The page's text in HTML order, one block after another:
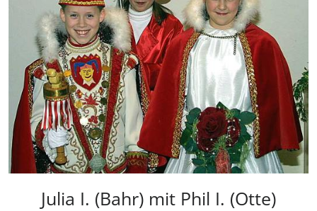
Julia I. (Bahr) mit Phil I. (Otte)